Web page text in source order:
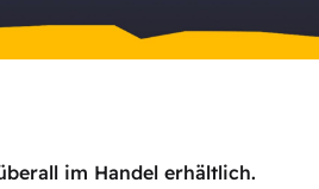
im Handel erhältlich.